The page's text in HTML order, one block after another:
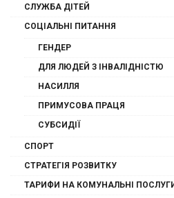
СЛУЖБА ДІТЕЙ
СОЦІАЛЬНІ ПИТАННЯ
ГЕНДЕР
ДЛЯ ЛЮДЕЙ З ІНВАЛІДНІСТЮ
НАСИЛЛЯ
ПРИМУСОВА ПРАЦЯ
СУБСИДІЇ
СПОРТ
СТРАТЕГІЯ РОЗВИТКУ
ТАРИФИ НА КОМУНАЛЬНІ